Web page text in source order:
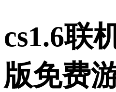
cs1.6联
版免费